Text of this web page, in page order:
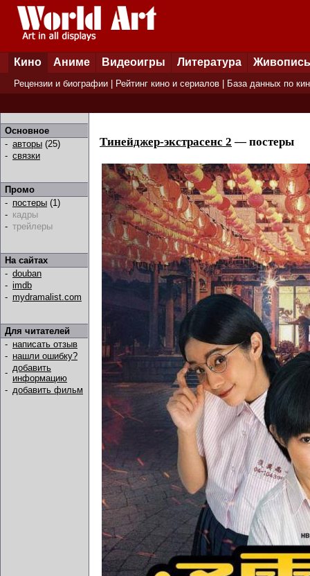
Кино Аниме Видеоигры Литература Живопись
Рецензии и биографии Рейтинг кино и сериалов База данных по
Основное
- авторы (25)
- связки
Промо
- постеры (1)
- кадры
- трейлеры
На сайтах
- douban
- imdb
- mydramalist.com
Для читателей
- написать отзыв
- нашли ошибку?
- добавить
информацию
- добавить фильм
Тинейджер-экстрасенс 2 — постеры